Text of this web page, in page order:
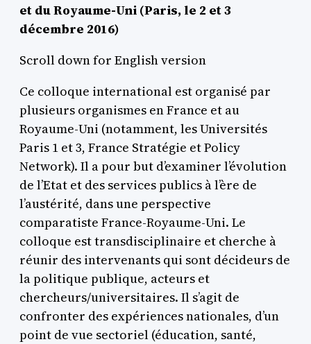
et du Royaume-Uni (Paris, le 2 et 3
décembre 2016)
Scroll down for English version
Ce colloque international est organisé par
plusieurs organismes en France et au
Royaume-Uni (notamment, les Universités
Paris 1 et 3, France Stratégie et Policy
Network). Il a pour but d’examiner l’évolution
de l’Etat et des services publics à l’ère de
l’austérité, dans une perspective
comparatiste France-Royaume-Uni. Le
colloque est transdisciplinaire et cherche à
réunir des intervenants qui sont décideurs de
la politique publique, acteurs et
chercheurs/universitaires. Il s’agit de
confronter des expériences nationales, d’un
point de vue sectoriel (éducation, santé,